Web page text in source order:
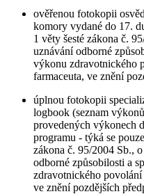
ověřenou fotokopii
komory vydané do 17.
1 věty šesté zákona č.
uznávání odborné
výkonu zdravotnického
farmaceuta, ve znění
úplnou fotokopii
logbook (seznam
provedených výkonech
programu - týká se
zákona č. 95/2004 Sb.,
odborné způsobilosti a
zdravotnického povolání
ve znění pozdějších